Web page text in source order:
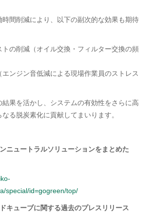
時間削減により、以下の副次的な効果も期待
トの削減（オイル交換・フィルター交換の頻
エンジン音低減による現場作業員のストレス
果を活かし、システムの有効性をさらに高
る脱炭素化に貢献してまいります。
ニュートラルソリューションをまとめた
special/id=gogreen/top/
キューブに関する過去のプレスリリース